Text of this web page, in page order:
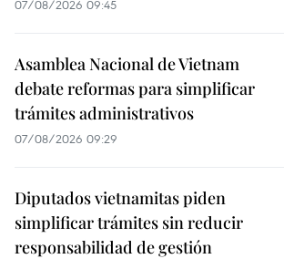
07/08/2026 09:45
Asamblea Nacional de Vietnam
debate reformas para simplificar
trámites administrativos
07/08/2026 09:29
Diputados vietnamitas piden
simplificar trámites sin reducir
responsabilidad de gestión